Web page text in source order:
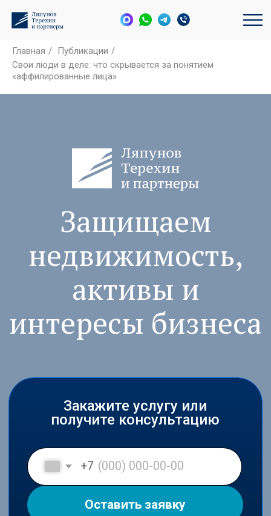
Главная / Публикации /
Свои люди в деле: что скрывается за понятием
«аффилированные лица»
Входим в ключевые юридические
рейтинги России
Защищаем
недвижимость,
активы и
интересы бизнеса
+7
Я согласен сполитикой персональных
пользовательским соглашением
Закажите услугу или
получите консультацию